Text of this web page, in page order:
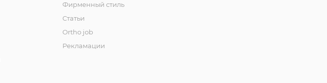
Фирменный стиль
Статьи
Ortho job
Рекламации